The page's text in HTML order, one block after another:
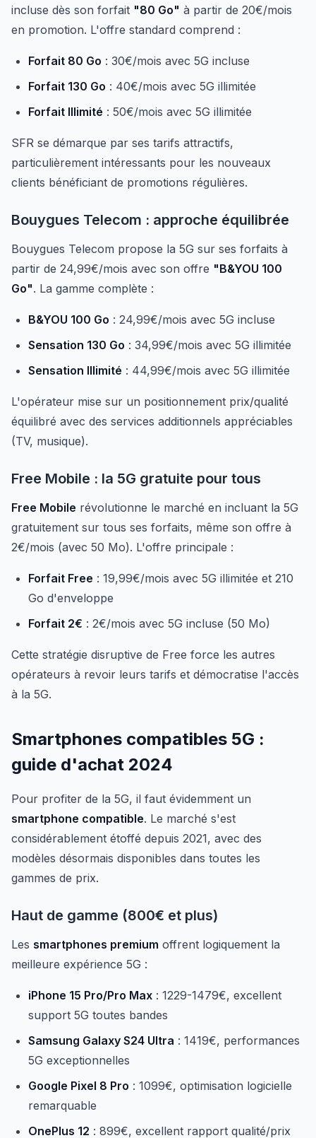
incluse dès son forfait "80 Go" à partir de 20€/mois
en promotion. L'offre standard comprend :
Forfait 80 Go : 30€/mois avec 5G incluse
Forfait 130 Go : 40€/mois avec 5G illimitée
Forfait Illimité : 50€/mois avec 5G illimitée
SFR se démarque par ses tarifs attractifs,
particulièrement intéressants pour les nouveaux
clients bénéficiant de promotions régulières.
Bouygues Telecom : approche équilibrée
Bouygues Telecom propose la 5G sur ses forfaits à
partir de 24,99€/mois avec son offre "B&YOU 100
Go". La gamme complète :
B&YOU 100 Go : 24,99€/mois avec 5G incluse
Sensation 130 Go : 34,99€/mois avec 5G illimitée
Sensation Illimité : 44,99€/mois avec 5G illimitée
L'opérateur mise sur un positionnement prix/qualité
équilibré avec des services additionnels appréciables
(TV, musique).
Free Mobile : la 5G gratuite pour tous
Free Mobile révolutionne le marché en incluant la 5G
gratuitement sur tous ses forfaits, même son offre à
2€/mois (avec 50 Mo). L'offre principale :
Forfait Free : 19,99€/mois avec 5G illimitée et 210
Go d'enveloppe
Forfait 2€ : 2€/mois avec 5G incluse (50 Mo)
Cette stratégie disruptive de Free force les autres
opérateurs à revoir leurs tarifs et démocratise l'accès
à la 5G.
Smartphones compatibles 5G :
guide d'achat 2024
Pour profiter de la 5G, il faut évidemment un
smartphone compatible. Le marché s'est
considérablement étoffé depuis 2021, avec des
modèles désormais disponibles dans toutes les
gammes de prix.
Haut de gamme (800€ et plus)
Les smartphones premium offrent logiquement la
meilleure expérience 5G :
iPhone 15 Pro/Pro Max : 1229-1479€, excellent
support 5G toutes bandes
Samsung Galaxy S24 Ultra : 1419€, performances
5G exceptionnelles
Google Pixel 8 Pro : 1099€, optimisation logicielle
remarquable
OnePlus 12 : 899€, excellent rapport qualité/prix